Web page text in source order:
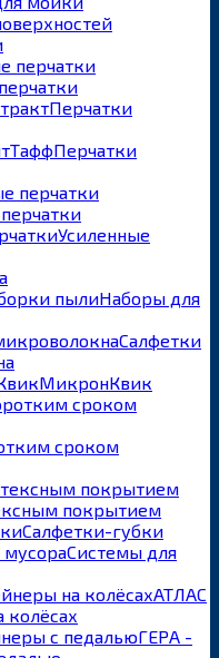
Перчатки
Перчатки
Усиленные
Наборы для
Салфетки
МикронКвик
сроком
покрытием
Салфетки-губки
Системы для
АТЛАС
колёсах
ГЕРА -